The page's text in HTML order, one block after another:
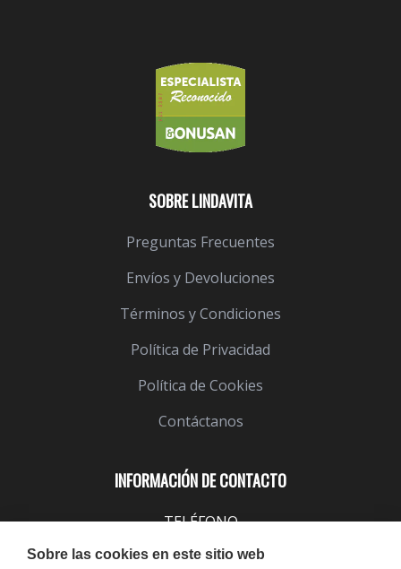
INFORMACIÓN DE CONTACTO
TELÉFONO
SOBRE LINDAVITA
Preguntas Frecuentes
Envíos y Devoluciones
Términos y Condiciones
Política de Privacidad
Política de Cookies
Contáctanos
Sobre las cookies en este sitio web